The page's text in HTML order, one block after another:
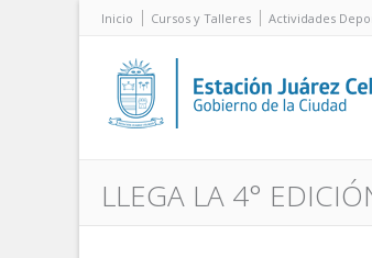
Inicio Cursos y Talleres Actividades
LLEGA LA 4°